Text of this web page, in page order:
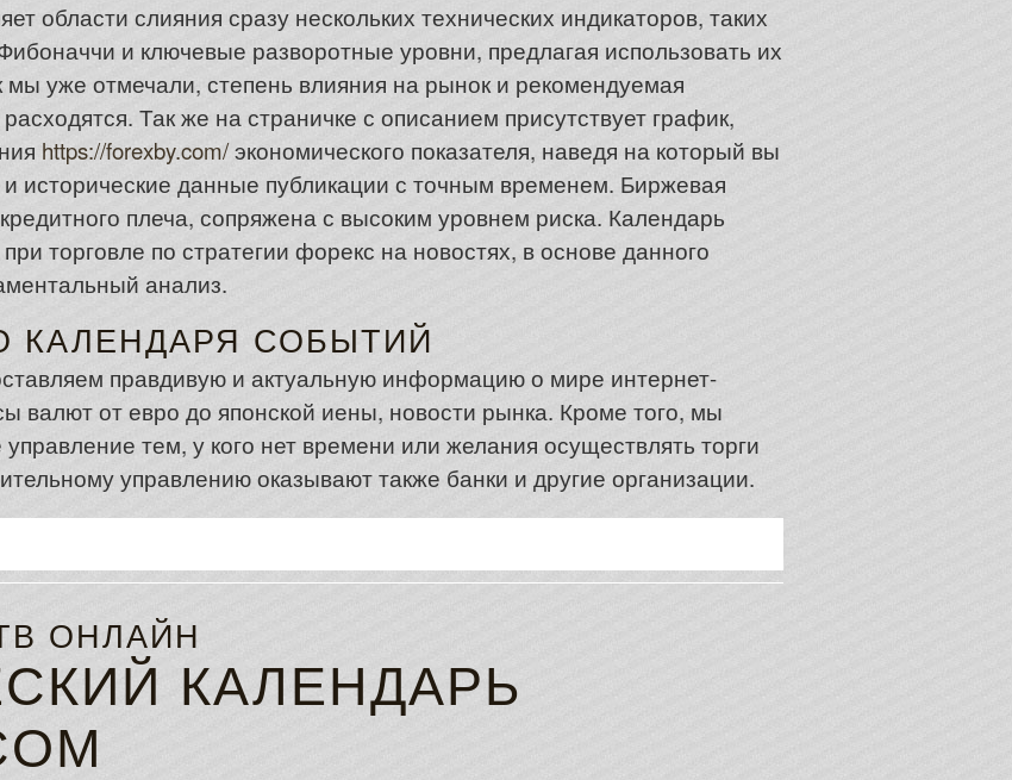
области слияния сразу нескольких технических индикаторов, таких
и ключевые разворотные уровни, предлагая использовать их
мы уже отмечали, степень влияния на рынок и рекомендуемая
Так же на страничке с описанием присутствует график,
https://forexby.com/экономического показателя, наведя на который вы
исторические данные публикации с точным временем. Биржевая
плеча, сопряжена с высоким уровнем риска. Календарь
торговле по стратегии форекс на новостях, в основе данного
анализ.
КАЛЕНДАРЯ СОБЫТИЙ
правдивую и актуальную информацию о мире интернет-
валют от евро до японской иены, новости рынка. Кроме того, мы
тем, у кого нет времени или желания осуществлять торги
управлению оказывают также банки и другие организации.
ОНЛАЙН
КАЛЕНДАРЬ